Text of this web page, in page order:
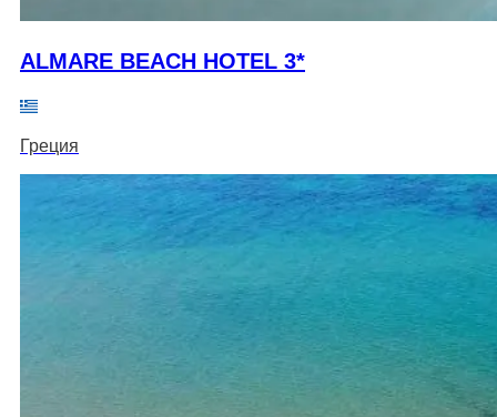
ALMARE BEACH HOTEL 3*
Греция